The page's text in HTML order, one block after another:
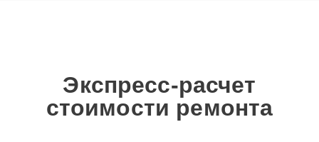
Экспресс-расчет
стоимости ремонта